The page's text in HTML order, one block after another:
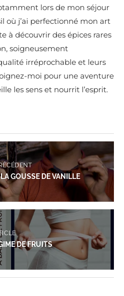
lors de mon séjour
où j’ai perfectionné mon art
à découvrir des épices rares
soigneusement
irréprochable et leurs
moi pour une aventure
les sens et nourrit l’esprit.
GOUSSE DE VANILLE
DE FRUITS